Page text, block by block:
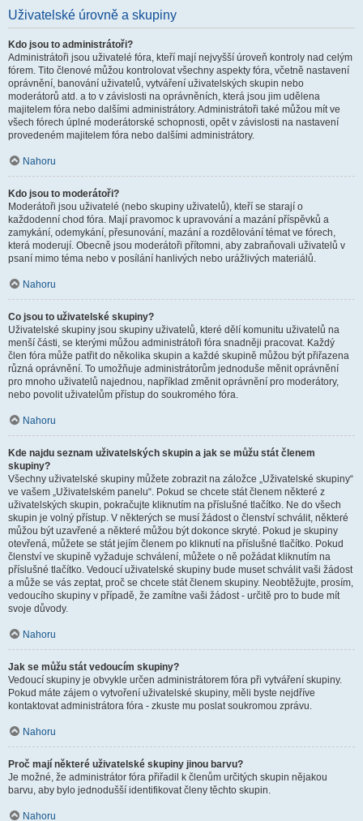
Uživatelské úrovně a skupiny
Kdo jsou to administrátoři?
Administrátoři jsou uživatelé fóra, kteří mají nejvyšší úroveň kontroly nad celým
fórem. Tito členové můžou kontrolovat všechny aspekty fóra, včetně nastavení
oprávnění, banování uživatelů, vytváření uživatelských skupin nebo
moderátorů atd. a to v závislosti na oprávněních, která jsou jim udělena
majitelem fóra nebo dalšími administrátory. Administrátoři také můžou mít ve
všech fórech úplné moderátorské schopnosti, opět v závislosti na nastavení
provedeném majitelem fóra nebo dalšími administrátory.
Nahoru
Kdo jsou to moderátoři?
Moderátoři jsou uživatelé (nebo skupiny uživatelů), kteří se starají o
každodenní chod fóra. Mají pravomoc k upravování a mazání příspěvků a
zamykání, odemykání, přesunování, mazání a rozdělování témat ve fórech,
která moderují. Obecně jsou moderátoři přítomni, aby zabraňovali uživatelů v
psaní mimo téma nebo v posílání hanlivých nebo urážlivých materiálů.
Nahoru
Co jsou to uživatelské skupiny?
Uživatelské skupiny jsou skupiny uživatelů, které dělí komunitu uživatelů na
menší části, se kterými můžou administrátoři fóra snadněji pracovat. Každý
člen fóra může patřit do několika skupin a každé skupině můžou být přiřazena
různá oprávnění. To umožňuje administrátorům jednoduše měnit oprávnění
pro mnoho uživatelů najednou, například změnit oprávnění pro moderátory,
nebo povolit uživatelům přístup do soukromého fóra.
Nahoru
Kde najdu seznam uživatelských skupin a jak se můžu stát členem
skupiny?
Všechny uživatelské skupiny můžete zobrazit na záložce „Uživatelské skupiny“
ve vašem „Uživatelském panelu“. Pokud se chcete stát členem některé z
uživatelských skupin, pokračujte kliknutím na příslušné tlačítko. Ne do všech
skupin je volný přístup. V některých se musí žádost o členství schválit, některé
můžou být uzavřené a některé můžou být dokonce skryté. Pokud je skupiny
otevřená, můžete se stát jejím členem po kliknutí na příslušné tlačítko. Pokud
členství ve skupině vyžaduje schválení, můžete o ně požádat kliknutím na
příslušné tlačítko. Vedoucí uživatelské skupiny bude muset schválit vaši žádost
a může se vás zeptat, proč se chcete stát členem skupiny. Neobtěžujte, prosím,
vedoucího skupiny v případě, že zamítne vaši žádost - určitě pro to bude mít
svoje důvody.
Nahoru
Jak se můžu stát vedoucím skupiny?
Vedoucí skupiny je obvykle určen administrátorem fóra při vytváření skupiny.
Pokud máte zájem o vytvoření uživatelské skupiny, měli byste nejdříve
kontaktovat administrátora fóra - zkuste mu poslat soukromou zprávu.
Nahoru
Proč mají některé uživatelské skupiny jinou barvu?
Je možné, že administrátor fóra přiřadil k členům určitých skupin nějakou
barvu, aby bylo jednodušší identifikovat členy těchto skupin.
Nahoru